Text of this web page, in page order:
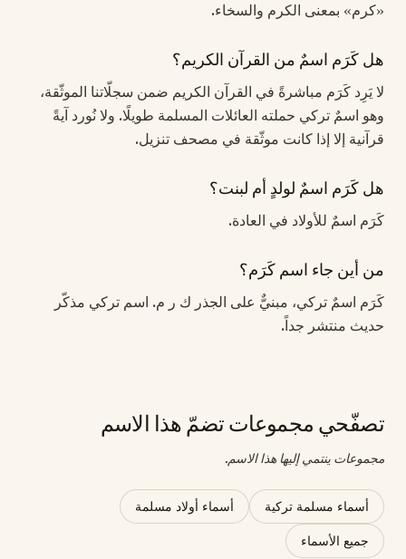
«كرم» بمعنى الكرم والسخاء.
هل كَرَم اسمٌ من القرآن الكريم؟
لا يَرِد كَرَم مباشرةً في القرآن الكريم ضمن سجلّاتنا الموثّقة،
وهو اسمٌ تركي حملته العائلات المسلمة طويلًا. ولا نُورد آيةً
قرآنية إلا إذا كانت موثّقة في مصحف تنزيل.
هل كَرَم اسمٌ لولدٍ أم لبنت؟
كَرَم اسمٌ للأولاد في العادة.
من أين جاء اسم كَرَم؟
كَرَم اسمٌ تركي، مبنيٌّ على الجذر ك ر م. اسم تركي مذكّر
حديث منتشر جداً.
تصفّحي مجموعات تضمّ هذا الاسم
مجموعات ينتمي إليها هذا الاسم.
أسماء مسلمة تركية أسماء أولاد مسلمة
جميع الأسماء